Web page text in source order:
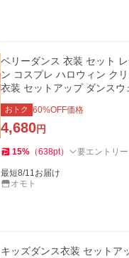
ベリーダンス 衣装 セット
ン コスプレ ハロウィン ク
衣装 セットアップ ダンスウ
L
おトク 60%OFF価格
4,680円
15% （638pt） 要エントリー
最短8/11お届け
オモト
キッズダンス衣装 セットア